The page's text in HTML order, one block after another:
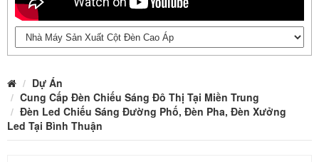
Dự Án
Cung Cấp Đèn Chiếu Sáng Đô Thị Tại Miền Trung
Đèn Led Chiếu Sáng Đường Phố, Đèn Pha, Đèn Xưởng
Led Tại Bình Thuận